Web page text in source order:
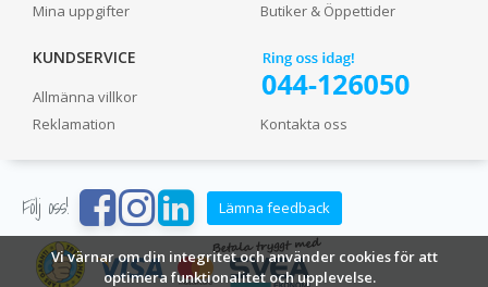
Vi värnar om din integritet och använder cookies för att
optimera funktionalitet och upplevelse.
Mina uppgifter
Butiker & Öppettider
KUNDSERVICE
Allmänna villkor
Reklamation
Kontakta oss
Följ oss! Lämna feedback